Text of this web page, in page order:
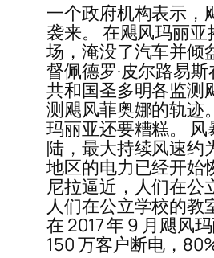
一个政府机构表示，
袭来。 在飓风玛丽
场，淹没了汽车并倾
督佩德罗·皮尔路易
共和国圣多明各监测
测飓风菲奥娜的轨迹
玛丽亚还要糟糕。
陆，最大持续风速约
地区的电力已经开始
尼拉逼近，人们在公
人们在公立学校的教
在 2017 年 9 月飓风
150 万客户断电，